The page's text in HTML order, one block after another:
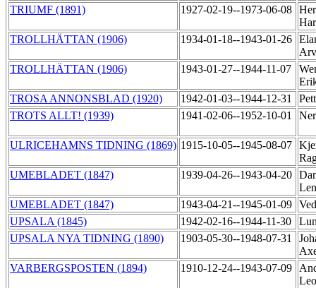
TRIUMF (1891)
1927-02-19--1973-06-08
TROLLHÄTTAN (1906)
1934-01-18--1943-01-26
TROLLHÄTTAN (1906)
1943-01-27--1944-11-07
TROSA ANNONSBLAD (1920)
1942-01-03--1944-12-31
TROTS ALLT! (1939)
1941-02-06--1952-10-01
ULRICEHAMNS TIDNING (1869) 1915-10-05--1945-08-07
UMEBLADET (1847)
1939-04-26--1943-04-20
UMEBLADET (1847)
1943-04-21--1945-01-09
UPSALA (1845)
1942-02-16--1944-11-30
UPSALA NYA TIDNING (1890)
1903-05-30--1948-07-31
VARBERGSPOSTEN (1894)
1910-12-24--1943-07-09